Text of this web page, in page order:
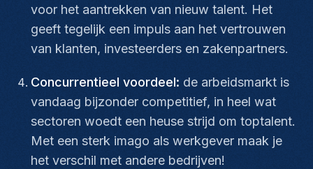
voor het aantrekken van nieuw talent. Het
geeft tegelijk een impuls aan het vertrouwen
van klanten, investeerders en zakenpartners.
Concurrentieel voordeel: de arbeidsmarkt is
vandaag bijzonder competitief, in heel wat
sectoren woedt een heuse strijd om toptalent.
Met een sterk imago als werkgever maak je
het verschil met andere bedrijven!